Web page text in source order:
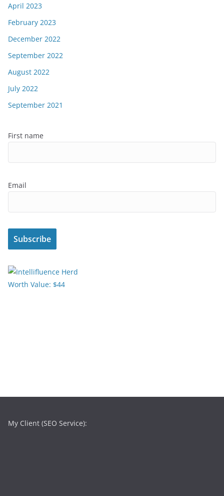
April 2023
February 2023
December 2022
September 2022
August 2022
July 2022
September 2021
First name
Email
My Client (SEO Service):